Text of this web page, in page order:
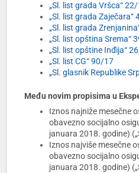
„Sl. list grada Vršca“
„Sl. list grada Zaječara“
„Sl. list grada
„Sl. list opština Srema“
„Sl. list opštine Inđija“
„Sl. list CG“ 90/17
„Sl. glasnik Republike
Među novim propisima u
Iznos najniže mesečne
obavezno socijalno
januara 2018. godine)
Iznos najviše mesečne
obavezno socijalno
januara 2018. godine)